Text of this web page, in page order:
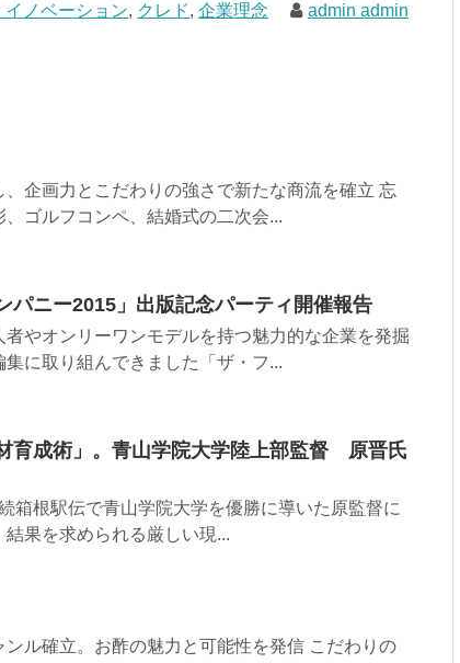
ノベーション, クレド,企業理念 admin admin
、企画力とこだわりの強さで新たな商流を確立 忘
ゴルフコンペ、結婚式の二次会...
パニー2015」出版記念パーティ開催報告
者やオンリーワンモデルを持つ魅力的な企業を発掘
に取り組んできました「ザ・フ...
育成術」。青山学院大学陸上部監督 原晋氏
箱根駅伝で青山学院大学を優勝に導いた原監督に
果を求められる厳しい現...
ル確立。お酢の魅力と可能性を発信 こだわりの